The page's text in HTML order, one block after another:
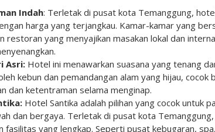
Indah: Terletak di pusat kota Temanggung,
harga yang terjangkau. Kamar-kamar yang
restoran yang menyajikan masakan lokal dan
Asri: Hotel ini menawarkan suasana yang tenang
kebun dan pemandangan alam yang hijau,
dan ketentraman selama menginap.
Hotel Santika adalah pilihan yang cocok untuk
dan bergaya. Terletak di pusat kota
fasilitas yang lengkap. Seperti pusat kebugaran,